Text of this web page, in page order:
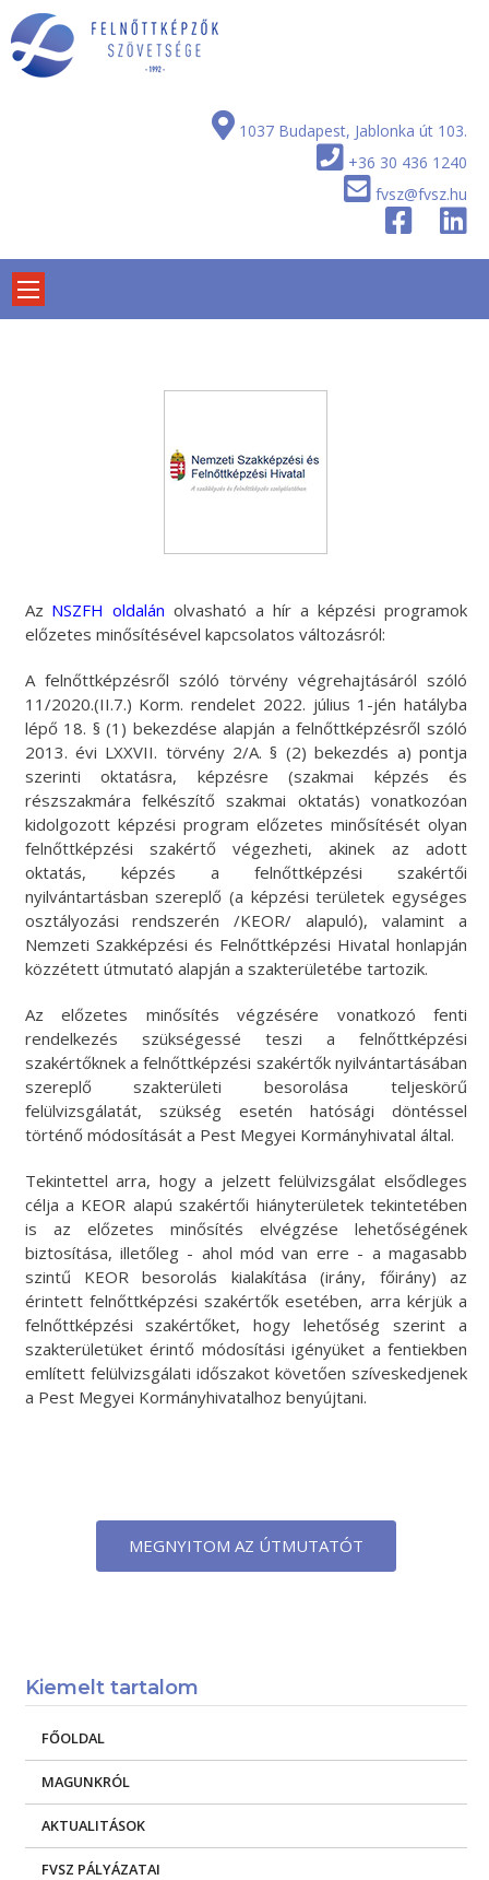
Skip
to
content
1037 Budapest, Jablonka út 103.
+36 30 436 1240
fvsz@fvsz.hu
Az NSZFH oldalán olvasható a hír a képzési programok
előzetes minősítésével kapcsolatos változásról:
A felnőttképzésről szóló törvény végrehajtásáról szóló
11/2020.(II.7.) Korm. rendelet 2022. július 1-jén hatályba
lépő 18. § (1) bekezdése alapján a felnőttképzésről szóló
2013. évi LXXVII. törvény 2/A. § (2) bekezdés a) pontja
szerinti oktatásra, képzésre (szakmai képzés és
részszakmára felkészítő szakmai oktatás) vonatkozóan
kidolgozott képzési program előzetes minősítését olyan
felnőttképzési szakértő végezheti, akinek az adott
oktatás, képzés a felnőttképzési szakértői
nyilvántartásban szereplő (a képzési területek egységes
osztályozási rendszerén /KEOR/ alapuló), valamint a
Nemzeti Szakképzési és Felnőttképzési Hivatal honlapján
közzétett útmutató alapján a szakterületébe tartozik.
Az előzetes minősítés végzésére vonatkozó fenti
rendelkezés szükségessé teszi a felnőttképzési
szakértőknek a felnőttképzési szakértők nyilvántartásában
szereplő szakterületi besorolása teljeskörű
felülvizsgálatát, szükség esetén hatósági döntéssel
történő módosítását a Pest Megyei Kormányhivatal által.
Tekintettel arra, hogy a jelzett felülvizsgálat elsődleges
célja a KEOR alapú szakértői hiányterületek tekintetében
is az előzetes minősítés elvégzése lehetőségének
biztosítása, illetőleg - ahol mód van erre - a magasabb
szintű KEOR besorolás kialakítása (irány, főirány) az
érintett felnőttképzési szakértők esetében, arra kérjük a
felnőttképzési szakértőket, hogy lehetőség szerint a
szakterületüket érintő módosítási igényüket a fentiekben
említett felülvizsgálati időszakot követően szíveskedjenek
a Pest Megyei Kormányhivatalhoz benyújtani.
MEGNYITOM AZ ÚTMUTATÓT
Kiemelt tartalom
FŐOLDAL
MAGUNKRÓL
AKTUALITÁSOK
FVSZ PÁLYÁZATAI